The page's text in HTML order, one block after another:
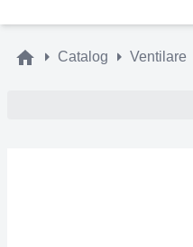
Catalog Ventilare